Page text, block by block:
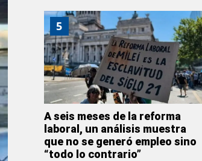
5
A seis meses de la reforma
laboral, un análisis muestra
que no se generó empleo sino
“todo lo contrario”